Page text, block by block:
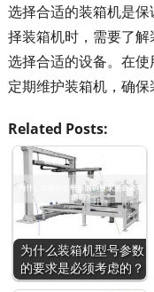
选择合适的装箱机是
择装箱机时，需要了
选择合适的设备。在使
定期维护装箱机，确保
Related Posts:
为什么装箱机型号参数
的要求是必须考虑的？